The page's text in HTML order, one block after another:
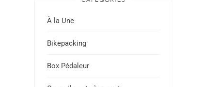
À la Une
Bikepacking
Box Pédaleur